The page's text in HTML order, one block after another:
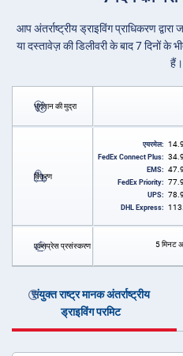
आप अंतर्राष्ट्रीय ड्राइविंग प्राधिकरण
या दस्तावेज़ की डिलीवरी के बाद 7 दिनों के
हैं।
भुगतान की मुद्रा
वितरण
एयरमेल:
FedEx Connect Plus:
EMS:
FedEx Priority:
UPS:
DHL Express:
एक्सप्रेस प्रसंस्करण 5 मिनट
संयुक्त राष्ट्र मानक अंतर्राष्ट्रीय
ड्राइविंग परमिट